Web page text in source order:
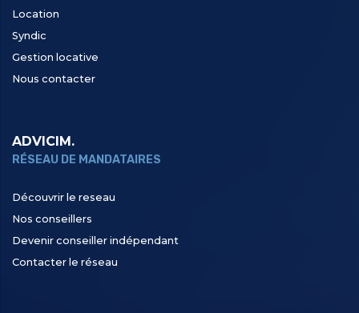
Location
Syndic
Gestion locative
Nous contacter
ADVICIM.
RÉSEAU DE MANDATAIRES
Découvrir le reseau
Nos conseillers
Devenir conseiller indépendant
Contacter le réseau